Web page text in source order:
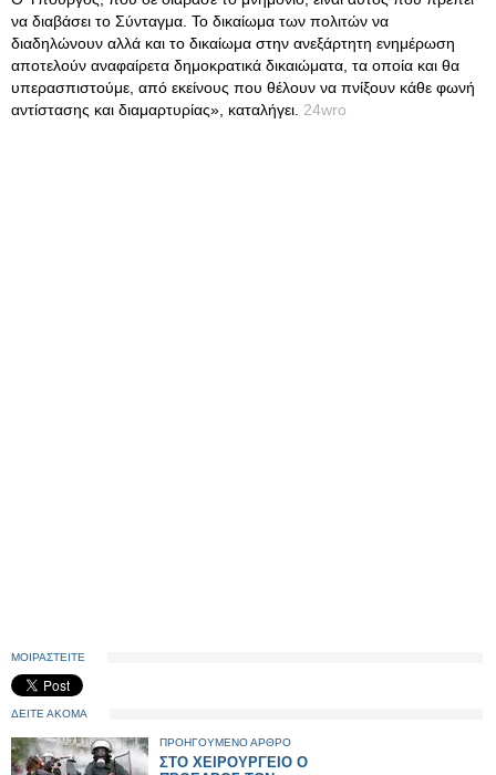
να διαβάσει το Σύνταγμα. Το δικαίωμα των πολιτών να
διαδηλώνουν αλλά και το δικαίωμα στην ανεξάρτητη ενημέρωση
αποτελούν αναφαίρετα δημοκρατικά δικαιώματα, τα οποία και θα
υπερασπιστούμε, από εκείνους που θέλουν να πνίξουν κάθε φωνή
αντίστασης και διαμαρτυρίας», καταλήγει. 24wro
ΜΟΙΡΑΣΤΕΙΤΕ
ΔΕΙΤΕ ΑΚΟΜΑ
ΠΡΟΗΓΟΥΜΕΝΟ ΑΡΘΡΟ
ΣΤΟ ΧΕΙΡΟΥΡΓΕΙΟ Ο